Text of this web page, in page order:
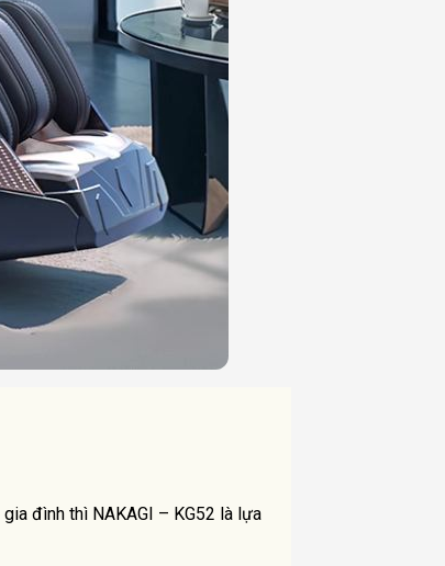
đình thì NAKAGI – KG52 là lựa